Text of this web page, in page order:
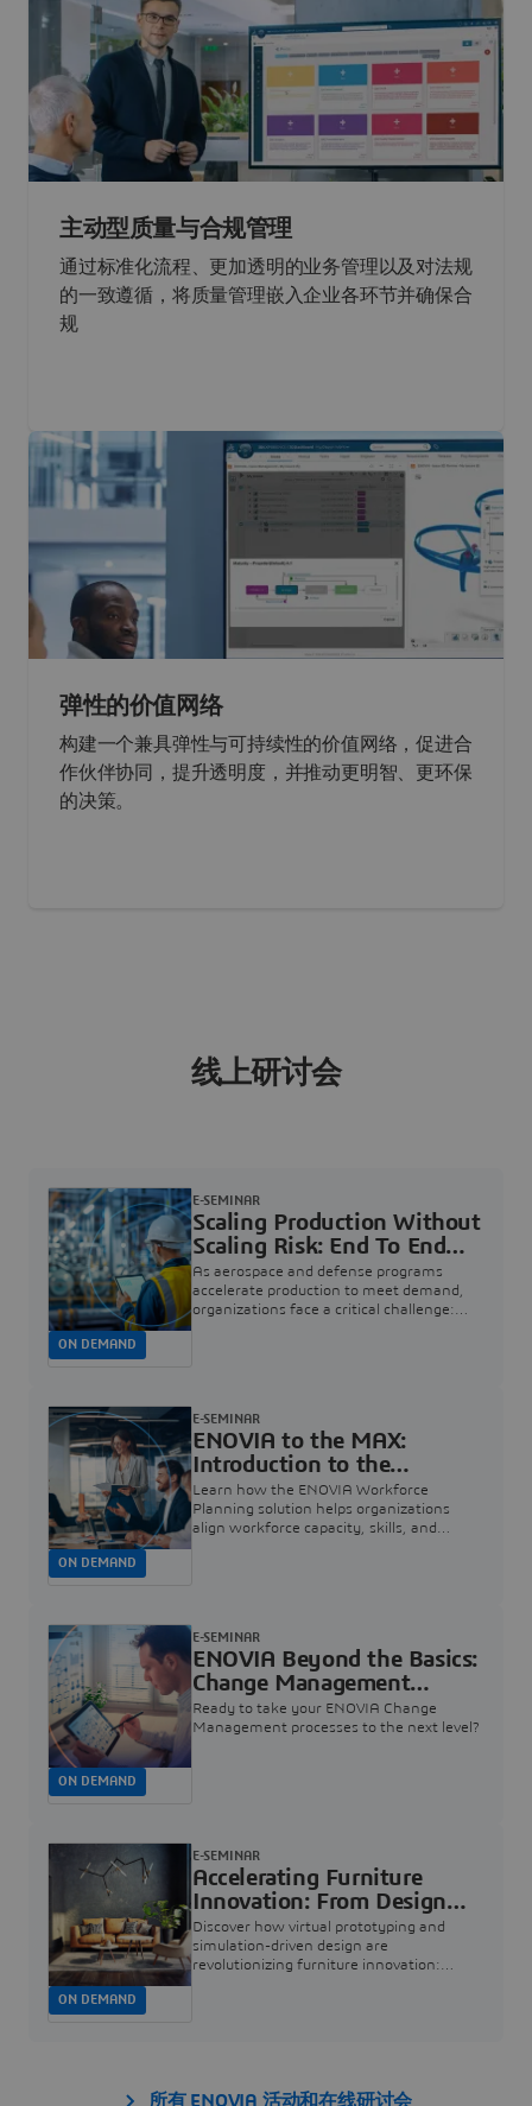
主动型质量与合规管理
通过标准化流程、更加透明的业务管理以及对法规
的一致遵循，将质量管理嵌入企业各环节并确保合
规
弹性的价值网络
构建一个兼具弹性与可持续性的价值网络，促进合
作伙伴协同，提升透明度，并推动更明智、更环保
的决策。
线上研讨会
Scaling Production Without
Scaling Risk: End To End
Quality For Aerospace And
Defense | Dassault
Systèmes
As aerospace and defense programs
accelerate production to meet demand,
organizations face a critical challenge:
E-SEMINAR
ON DEMAND
ENOVIA to the MAX:
Introduction to the
Workforce Planning
Solution | Dassault
Systèmes
Learn how the ENOVIA Workforce
Planning solution helps organizations
align workforce capacity, skills, and
E-SEMINAR
ON DEMAND
ENOVIA Beyond the Basics:
Change Management
Insights | Dassault
Systèmes
Ready to take your ENOVIA Change
Management processes to the next level?
E-SEMINAR
ON DEMAND
Accelerating Furniture
Innovation: From Design
Concept to Sensational
Living Experiences |
Dassault Systèmes
Discover how virtual prototyping and
simulation-driven design are
revolutionizing furniture innovation:
E-SEMINAR
ON DEMAND
所有 ENOVIA 活动和在线研讨会